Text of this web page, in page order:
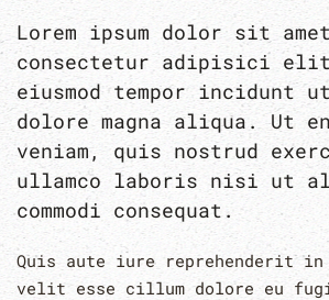
Lorem ipsum dolor sit
consectetur adipisici
eiusmod tempor incidunt
dolore magna aliqua. Ut
veniam, quis nostrud
ullamco laboris nisi ut
commodi consequat.
Quis aute iure reprehenderit
velit esse cillum dolore eu